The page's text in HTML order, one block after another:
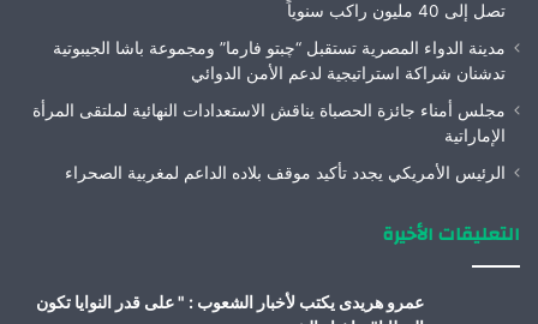
تصل إلى 40 مليون راكب سنوياً
مدينة الدواء المصرية تستقبل “چبتو فارما” ومجموعة باشا الجيبوتية
تدشنان شراكة استراتيجية لدعم الأمن الدوائي
مجلس أمناء جائزة الحصباة يناقش الاستعدادات النهائية لملتقى المرأة
الإماراتية
الرئيس الأمريكي يجدد تأكيد موقف بلاده الداعم لمغربية الصحراء
التعليقات الأخيرة
عمرو هريدى يكتب لأخبار الشعوب : " على قدر النوايا تكون